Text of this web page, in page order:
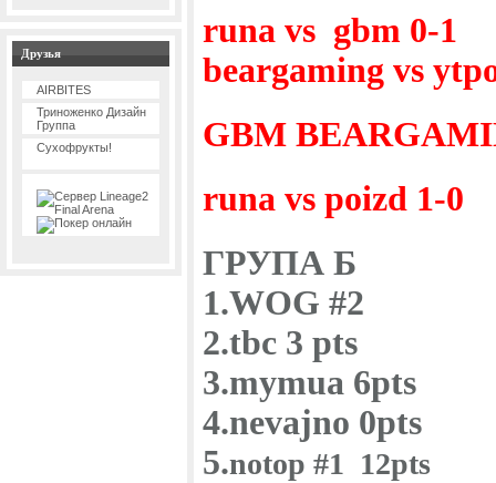
Друзья
AIRBITES
Триноженко Дизайн
Группа
Сухофрукты!
runa vs gbm 0-1
beargaming vs
GBM
runa vs poizd 1-0
ГРУПА Б
1.WOG #2
2.tbc 3 pts
3.mymua 6pts
4.nevajno 0pts
5.notop #1 12pts